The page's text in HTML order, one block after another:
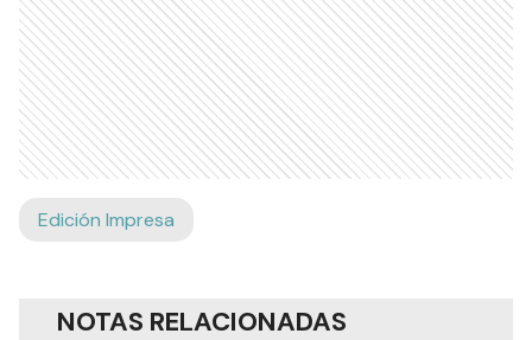
Edición Impresa
NOTAS RELACIONADAS